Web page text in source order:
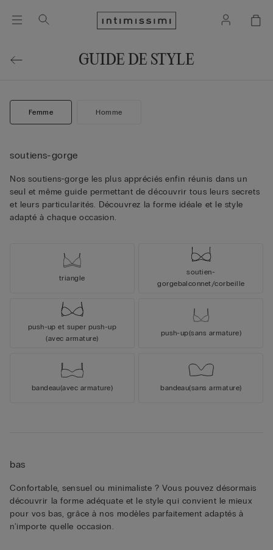
GUIDE DE STYLE
Femme Homme
soutiens-gorge
Nos soutiens-gorge les plus appréciés enfin réunis dans un
seul et même guide permettant de découvrir tous leurs secrets
et leurs particularités. Découvrez la forme idéale et le style
adapté à chaque occasion.
triangle
soutien-
gorgebalconnet/corbeille
push-up et super push-up
(avec armature)
push-up(sans armature)
bandeau(avec armature) bandeau(sans armature)
bas
Confortable, sensuel ou minimaliste ? Vous pouvez désormais
découvrir la forme adéquate et le style qui convient le mieux
pour vos bas, grâce à nos modèles parfaitement adaptés à
n'importe quelle occasion.